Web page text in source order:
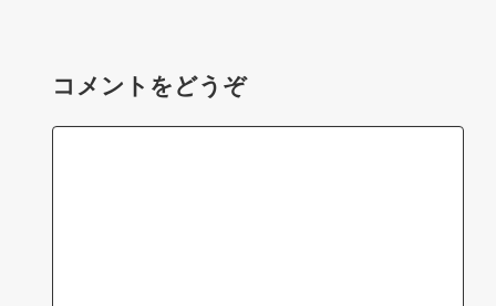
コメントをどうぞ